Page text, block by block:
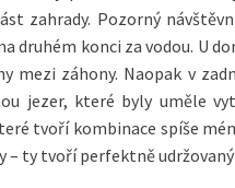
zahrady. Pozorný
druhém konci za vodou. U
mezi záhony. Naopak v
jezer, které byly uměle
tvoří kombinace spíše
– ty tvoří perfektně